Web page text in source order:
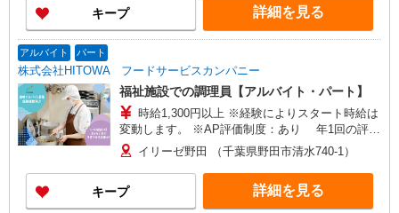
キープ 詳細を見る
アルバイト パート
株式会社HITOWA フードサービスカンパニー
福祉施設での調理員【アルバイト・パート】
時給1,300円以上 ※経験によりスタート時給は
変動します。 ※AP評価制度：あり 年1回の評価
により時給を見直します。 ※アルバイト賞与（寸
志）：あり 年2回。勤続年数により金額UP。
イリーゼ野田 （千葉県野田市清水740-1）
キープ 詳細を見る